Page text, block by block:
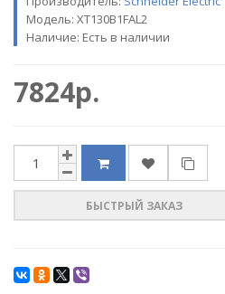
Модель: XT130B1FAL2
Наличие: Есть в наличии
7824р.
БЫСТРЫЙ ЗАКАЗ